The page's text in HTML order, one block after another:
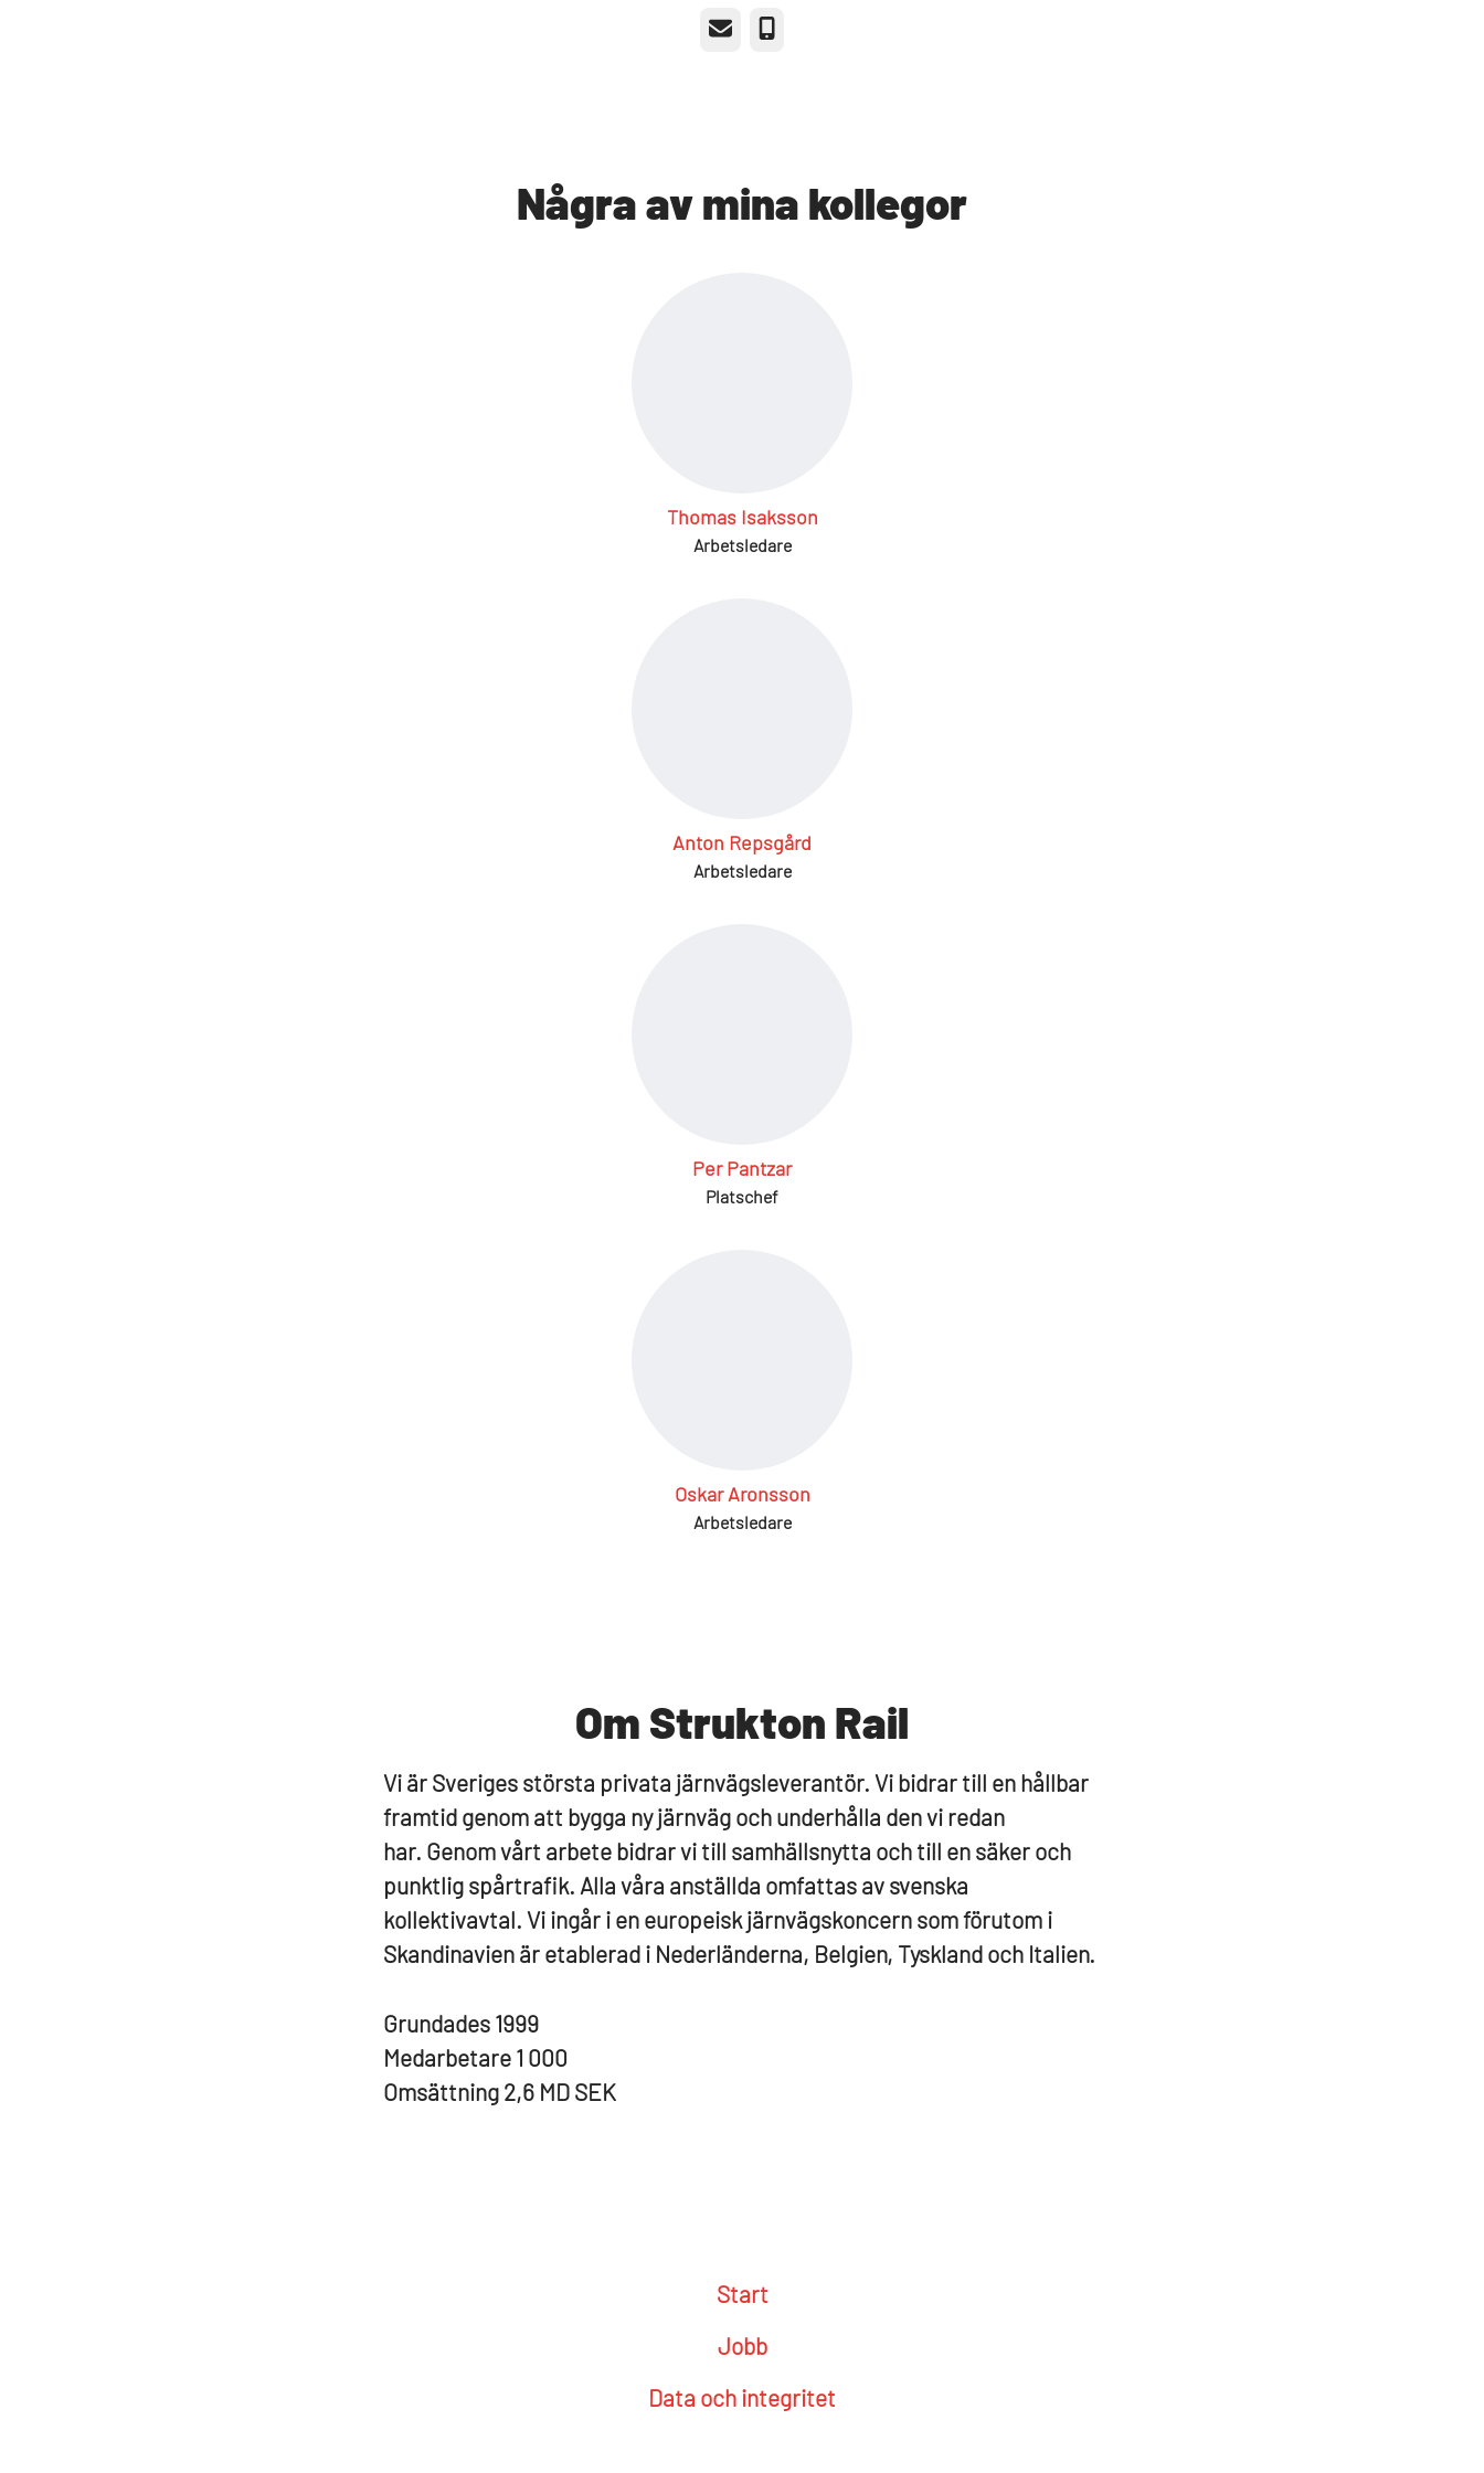
E-post Telefon
Några av mina kollegor
Thomas Isaksson
Arbetsledare
Anton Repsgård
Arbetsledare
Per Pantzar
Platschef
Oskar Aronsson
Arbetsledare
Om Strukton Rail
Vi är Sveriges största privata järnvägsleverantör. Vi bidrar till en hållbar
framtid genom att bygga ny järnväg och underhålla den vi redan
har. Genom vårt arbete bidrar vi till samhällsnytta och till en säker och
punktlig spårtrafik. Alla våra anställda omfattas av svenska
kollektivavtal. Vi ingår i en europeisk järnvägskoncern som förutom i
Skandinavien är etablerad i Nederländerna, Belgien, Tyskland och Italien.
Grundades 1999
Medarbetare 1 000
Omsättning 2,6 MD SEK
Start
Jobb
Data och integritet